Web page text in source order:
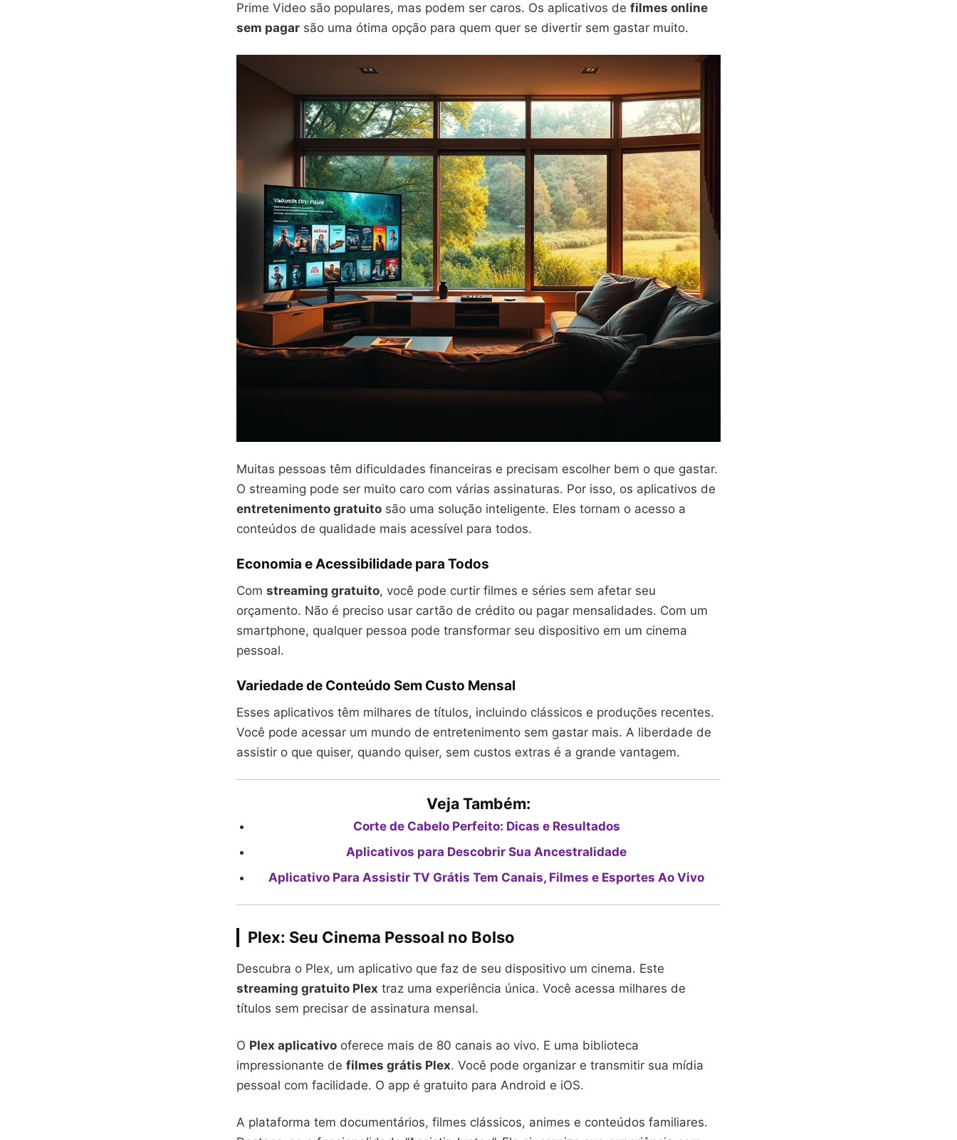
Prime Video são populares, mas podem ser caros. Os aplicativos de filmes online
sem pagar são uma ótima opção para quem quer se divertir sem gastar muito.
Muitas pessoas têm dificuldades financeiras e precisam escolher bem o que gastar.
O streaming pode ser muito caro com várias assinaturas. Por isso, os aplicativos de
entretenimento gratuito são uma solução inteligente. Eles tornam o acesso a
conteúdos de qualidade mais acessível para todos.
Economia e Acessibilidade para Todos
Com streaming gratuito, você pode curtir filmes e séries sem afetar seu
orçamento. Não é preciso usar cartão de crédito ou pagar mensalidades. Com um
smartphone, qualquer pessoa pode transformar seu dispositivo em um cinema
pessoal.
Variedade de Conteúdo Sem Custo Mensal
Esses aplicativos têm milhares de títulos, incluindo clássicos e produções recentes.
Você pode acessar um mundo de entretenimento sem gastar mais. A liberdade de
assistir o que quiser, quando quiser, sem custos extras é a grande vantagem.
Veja Também:
Corte de Cabelo Perfeito: Dicas e Resultados
Aplicativos para Descobrir Sua Ancestralidade
Aplicativo Para Assistir TV Grátis Tem Canais, Filmes e Esportes Ao Vivo
Plex: Seu Cinema Pessoal no Bolso
Descubra o Plex, um aplicativo que faz de seu dispositivo um cinema. Este
streaming gratuito Plex traz uma experiência única. Você acessa milhares de
títulos sem precisar de assinatura mensal.
O Plex aplicativo oferece mais de 80 canais ao vivo. E uma biblioteca
impressionante de filmes grátis Plex. Você pode organizar e transmitir sua mídia
pessoal com facilidade. O app é gratuito para Android e iOS.
A plataforma tem documentários, filmes clássicos, animes e conteúdos familiares.